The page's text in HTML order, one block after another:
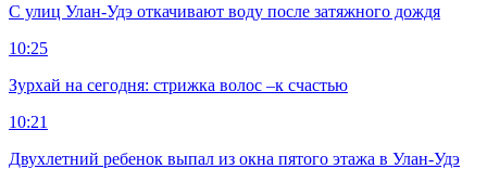
С улиц Улан-Удэ откачивают воду после затяжного дождя
10:25
Зурхай на сегодня: стрижка волос –к счастью
10:21
Двухлетний ребенок выпал из окна пятого этажа в Улан-Удэ